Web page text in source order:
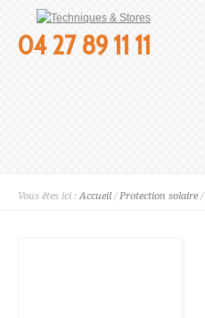
04 27 89 11 11
Vous êtes ici :Accueil /Protection solaire /